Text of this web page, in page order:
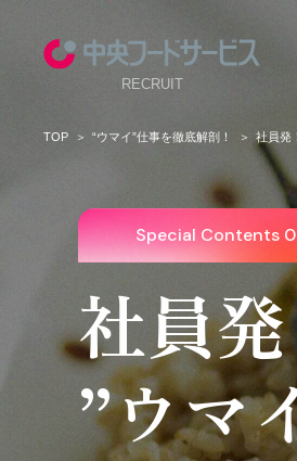
RECRUIT
TOP “ウマイ”仕事を徹底解剖！ 社員発
Special Contents
社員
”ウマ